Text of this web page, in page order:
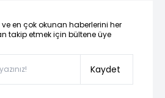
en çok okunan haberlerini her
takip etmek için bültene üye
Kaydet